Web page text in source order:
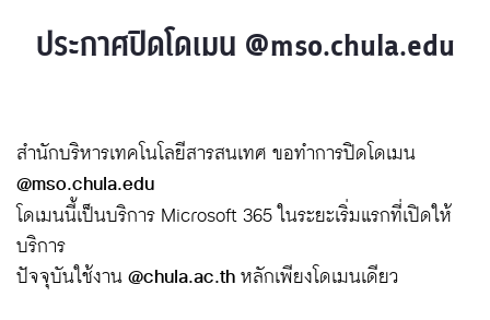
ประกาศปิดโดเมน @mso.chula.edu
สำนักบริหารเทคโนโลยีสารสนเทศ ขอทำการปิดโดเมน
@mso.chula.edu
โดเมนนี้เป็นบริการ Microsoft 365 ในระยะเริ่มแรกที่เปิดให้
บริการ
ปัจจุบันใช้งาน@chula.ac.thหลักเพียงโดเมนเดียว